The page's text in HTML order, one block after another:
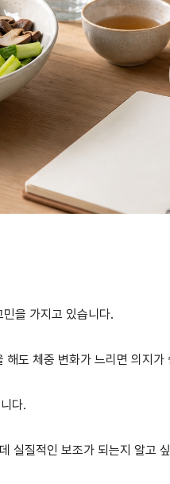
을 가지고 있습니다.
도 체중 변화가 느리면 의지가
다.
실질적인 보조가 되는지 알고